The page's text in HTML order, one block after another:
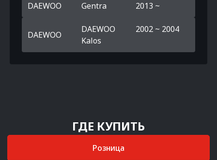
DAEWOO Gentra 2013 ~
DAEWOO
DAEWOO
Kalos
2002 ~ 2004
ГДЕ КУПИТЬ
Розница